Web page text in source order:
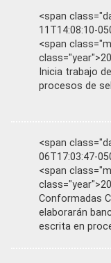
<span
11T14:08:10-
<span
Inicia trabajo
procesos de
<span
06T17:03:47-
<span
Conformadas
elaborarán
escrita en